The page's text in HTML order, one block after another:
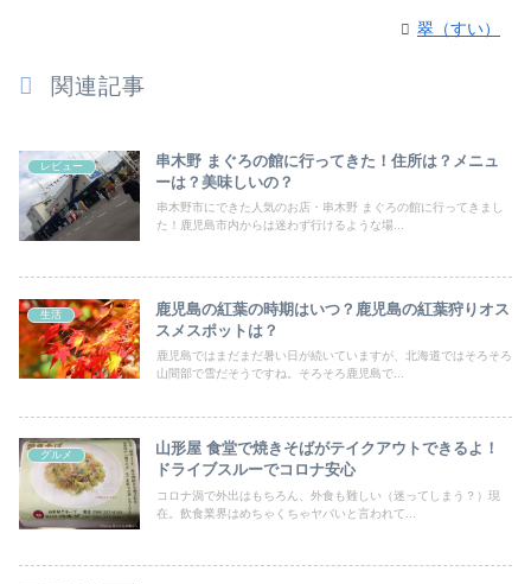
翠（すい）
関連記事
レビュー
串木野 まぐろの館に行ってきた！住所は？メニュ
ーは？美味しいの？
串木野市にできた人気のお店・串木野 まぐろの館に行ってきまし
た！鹿児島市内からは迷わず行けるような場...
生活
鹿児島の紅葉の時期はいつ？鹿児島の紅葉狩りオス
スメスポットは？
鹿児島ではまだまだ暑い日が続いていますが、北海道ではそろそろ
山間部で雪だそうですね。そろそろ鹿児島で...
グルメ
山形屋 食堂で焼きそばがテイクアウトできるよ！
ドライブスルーでコロナ安心
コロナ渦で外出はもちろん、外食も難しい（迷ってしまう？）現
在。飲食業界はめちゃくちゃヤバいと言われて...